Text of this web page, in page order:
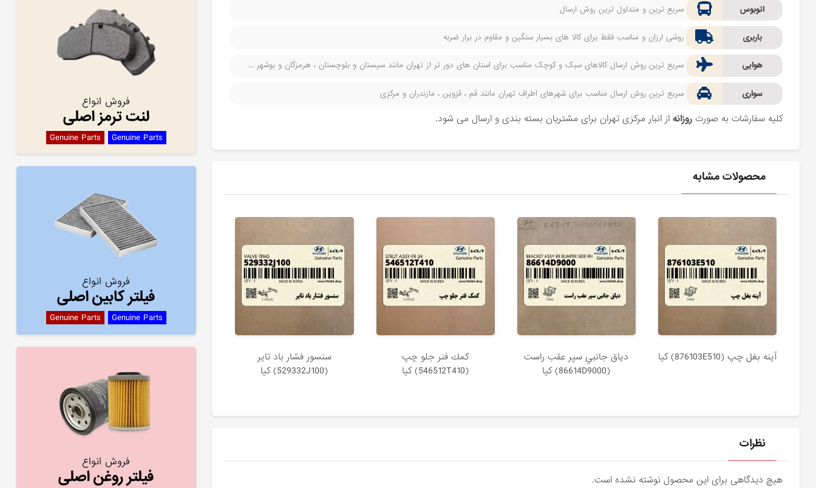
اتوبوس سریع ترین و متداول ترین روش ارسال
باربری روشی ارزان و مناسب فقط برای کالا های بسیار سنگین و مقاوم در برار ضربه
هوایی سریع ترین روش ارسال کالاهای سبک و کوچک مناسب برای استان های دور تر از تهران مانند سیستان و بلوچستان ، هرمزگان و بوشهر ...
سواری سریع ترین روش ارسال مناسب برای شهرهای اطراف تهران مانند قم ، قزوین ، مازندران و مرکزی
کلیه سفارشات به صورتروزانه از انبار مرکزی تهران برای مشتریان بسته بندی و ارسال می شود.
محصولات مشابه
آينه بغل چپ (876103E510) کیا
دياق جانبي سپر عقب راست
(86614D9000) کیا
كمك فنر جلو چپ
(546512T410) کیا
سنسور فشار باد تاير
(529332J100) کیا
نظرات
هیچ دیدگاهی برای این محصول نوشته نشده است.
فروش انواع
لنت ترمز اصلی
Genuine Parts Genuine Parts
فروش انواع
فیلتر کابین اصلی
Genuine Parts Genuine Parts
فروش انواع
فیلتر روغن اصلی